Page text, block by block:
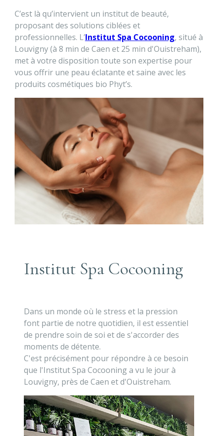
C’est là qu’intervient un institut de beauté,
proposant des solutions ciblées et
professionnelles. L’Institut Spa Cocooning, situé à
Louvigny (à 8 min de Caen et 25 min d'Ouistreham),
met à votre disposition toute son expertise pour
vous offrir une peau éclatante et saine avec les
produits cosmétiques bio Phyt’s.
Institut Spa Cocooning
Dans un monde où le stress et la pression
font partie de notre quotidien, il est essentiel
de prendre soin de soi et de s'accorder des
moments de détente.
C'est précisément pour répondre à ce besoin
que l'Institut Spa Cocooning a vu le jour à
Louvigny, près de Caen et d'Ouistreham.